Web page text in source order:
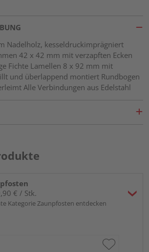
Nadelholz, kesseldruckimprägniert
42 x 42 mm mit verzapften Ecken
Fichte Lamellen 8 x 92 mm mit
und überlappend montiert Rundbogen
Alle Verbindungen aus Edelstahl
€ / Stk.
Kategorie Zaunpfosten entdecken